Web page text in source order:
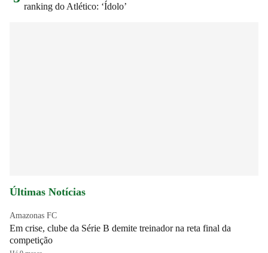
ranking do Atlético: ‘Ídolo’
Últimas Notícias
Amazonas FC
Em crise, clube da Série B demite treinador na reta final da
competição